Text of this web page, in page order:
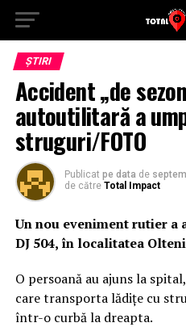
ȘTIRI
Accident „de
autoutilitară a
struguri/FOTO
Publicat pe data de
de către Total Impact
Un nou eveniment rutier a
DJ 504, în localitatea
O persoană au ajuns la
care transporta lădițe cu
într-o curbă la dreapta.